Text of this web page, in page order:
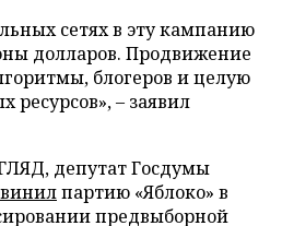
сетях в эту кампанию
долларов. Продвижение
блогеров и целую
– заявил
депутат Госдумы
партию «Яблоко» в
предвыборной